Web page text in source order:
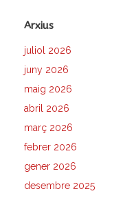
Arxius
juliol 2026
juny 2026
maig 2026
abril 2026
març 2026
febrer 2026
gener 2026
desembre 2025